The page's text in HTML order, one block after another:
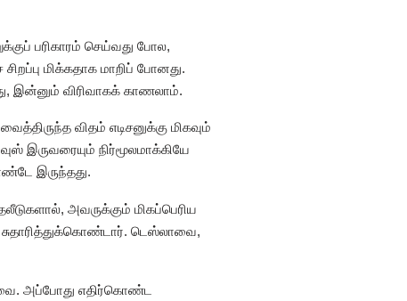
பரிகாரம் செய்வது போல,
மிக்கதாக மாறிப் போனது.
இன்னும் விரிவாகக் காணலாம்.
விதம் எடிசனுக்கு மிகவும்
இருவரையும் நிர்மூலமாக்கியே
இருந்தது.
அவருக்கும் மிகப்பெரிய
சுதாரித்துக்கொண்டார். டெஸ்லாவை,
அப்போது எதிர்கொண்ட